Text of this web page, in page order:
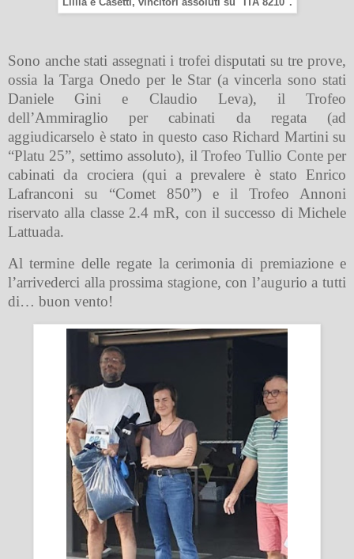
Lillia e Casetti, vincitori assoluti su "ITA 8210".
Sono anche stati assegnati i trofei disputati su tre prove,
ossia la Targa Onedo per le Star (a vincerla sono stati
Daniele Gini e Claudio Leva), il Trofeo
dell’Ammiraglio per cabinati da regata (ad
aggiudicarselo è stato in questo caso Richard Martini su
“Platu 25”, settimo assoluto), il Trofeo Tullio Conte per
cabinati da crociera (qui a prevalere è stato Enrico
Lafranconi su “Comet 850”) e il Trofeo Annoni
riservato alla classe 2.4 mR, con il successo di Michele
Lattuada.
Al termine delle regate la cerimonia di premiazione e
l’arrivederci alla prossima stagione, con l’augurio a tutti
di… buon vento!